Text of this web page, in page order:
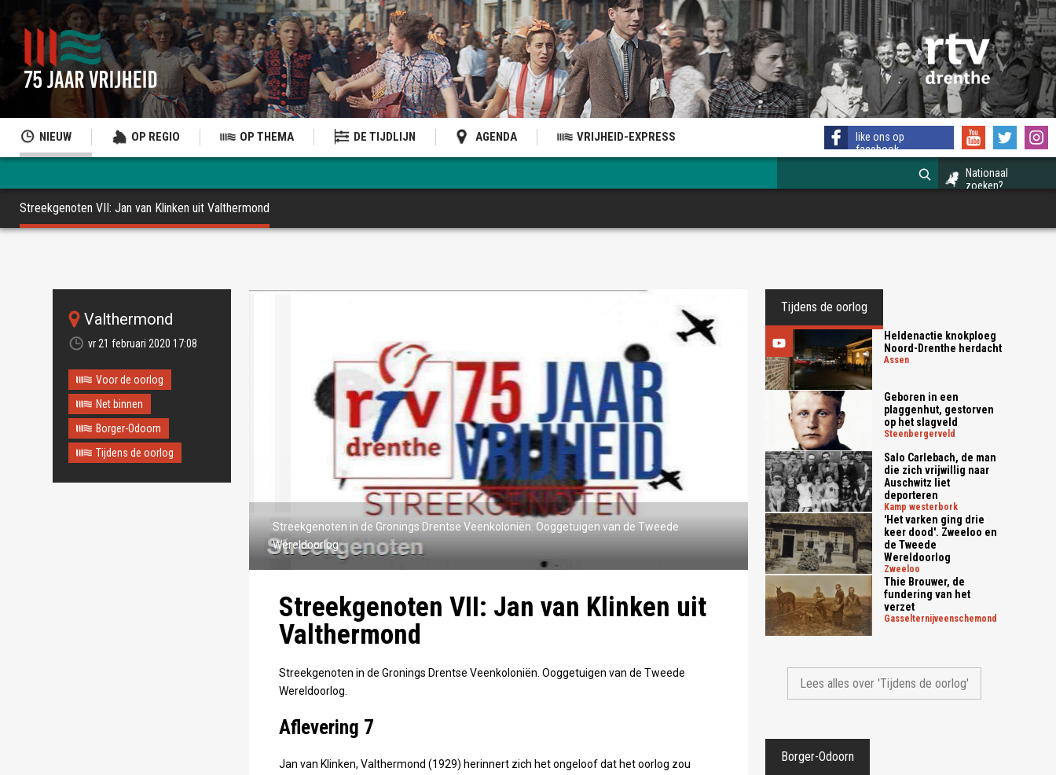
NIEUW OP REGIO OP THEMA DE TIJDLIJN AGENDA VRIJHEID-EXPRESS
like ons op
facebook
Nationaal
zoeken?
Streekgenoten VII: Jan van Klinken uit Valthermond
Valthermond
vr 21 februari 2020 17:08
Voor de oorlog
Net binnen
Borger-Odoorn
Tijdens de oorlog
Streekgenoten in de Gronings Drentse Veenkoloniën. Ooggetuigen van de Tweede
Wereldoorlog
Streekgenoten VII: Jan van Klinken uit
Valthermond
Streekgenoten in de Gronings Drentse Veenkoloniën. Ooggetuigen van de Tweede
Wereldoorlog.
Aflevering 7
Jan van Klinken, Valthermond (1929) herinnert zich het ongeloof dat het oorlog zou
Tijdens de oorlog
Heldenactie knokploeg
Noord-Drenthe herdacht
assen
Geboren in een
plaggenhut, gestorven
op het slagveld
steenbergerveld
Salo Carlebach, de man
die zich vrijwillig naar
Auschwitz liet
deporteren
kamp westerbork
'Het varken ging drie
keer dood'. Zweeloo en
de Tweede
Wereldoorlog
zweeloo
Thie Brouwer, de
fundering van het
verzet
gasselternijveenschemond
Lees alles over 'Tijdens de oorlog'
Borger-Odoorn